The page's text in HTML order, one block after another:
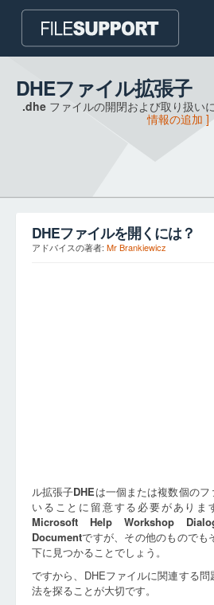
ホームページ
連絡
DHEファイル拡張子
.dhe ファイルの開閉および取り扱い
情報の追加 ]
DHEファイルを開くには？
アドバイスの著者: Mr Brankiewicz
ル拡張子DHEは一個または複数個の
いることに留意する必要がありま
Microsoft Help Workshop
Documentですが、その他のものでも
下に見つかることでしょう。
ですから、DHEファイルに関連する
法を探ることが大切です。